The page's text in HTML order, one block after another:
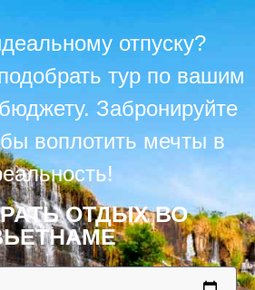
отпуску?
тур по вашим
Забронируйте
воплотить мечты в
ОТДЫХ ВО